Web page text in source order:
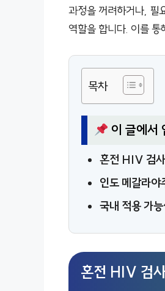
과정을 꺼려하거나, 필
역할을 합니다. 이를
목차
이 글에서
혼전 HIV 검
인도 메갈라야
국내 적용 가
혼전 HIV 검